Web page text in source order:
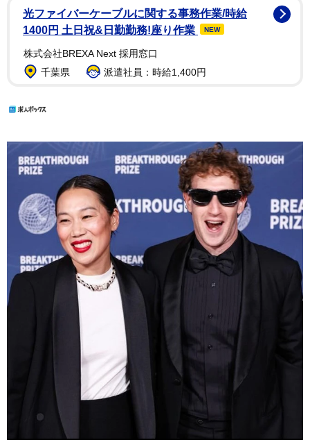
光ファイバーケーブルに関する事務作業/時給
1400円 土日祝&日勤勤務!座り作業
NEW
株式会社BREXA Next 採用窓口
千葉県
派遣社員：時給1,400円